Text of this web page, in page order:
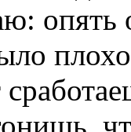
опять